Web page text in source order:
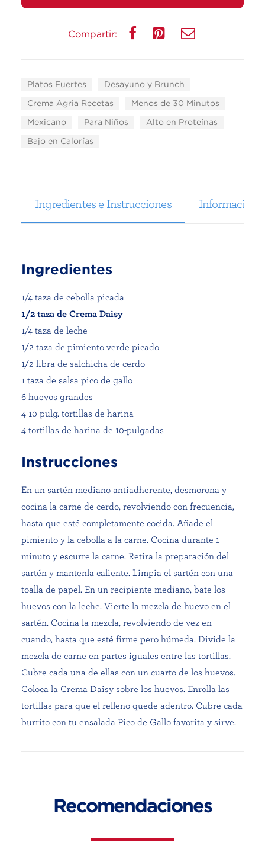
Compartir:
Platos Fuertes
Desayuno y Brunch
Crema Agria Recetas
Menos de 30 Minutos
Mexicano
Para Niños
Alto en Proteínas
Bajo en Calorías
Ingredientes e Instrucciones Información
Ingredientes
1/4 taza de cebolla picada
1/2 taza de Crema Daisy
1/4 taza de leche
1/2 taza de pimiento verde picado
1/2 libra de salchicha de cerdo
1 taza de salsa pico de gallo
6 huevos grandes
4 10 pulg. tortillas de harina
4 tortillas de harina de 10-pulgadas
Instrucciones
En un sartén mediano antiadherente, desmorona y
cocina la carne de cerdo, revolviendo con frecuencia,
hasta que esté completamente cocida. Añade el
pimiento y la cebolla a la carne. Cocina durante 1
minuto y escurre la carne. Retira la preparación del
sartén y mantenla caliente. Limpia el sartén con una
toalla de papel. En un recipiente mediano, bate los
huevos con la leche. Vierte la mezcla de huevo en el
sartén. Cocina la mezcla, revolviendo de vez en
cuando, hasta que esté firme pero húmeda. Divide la
mezcla de carne en partes iguales entre las tortillas.
Cubre cada una de ellas con un cuarto de los huevos.
Coloca la Crema Daisy sobre los huevos. Enrolla las
tortillas para que el relleno quede adentro. Cubre cada
burrito con tu ensalada Pico de Gallo favorita y sirve.
Recomendaciones